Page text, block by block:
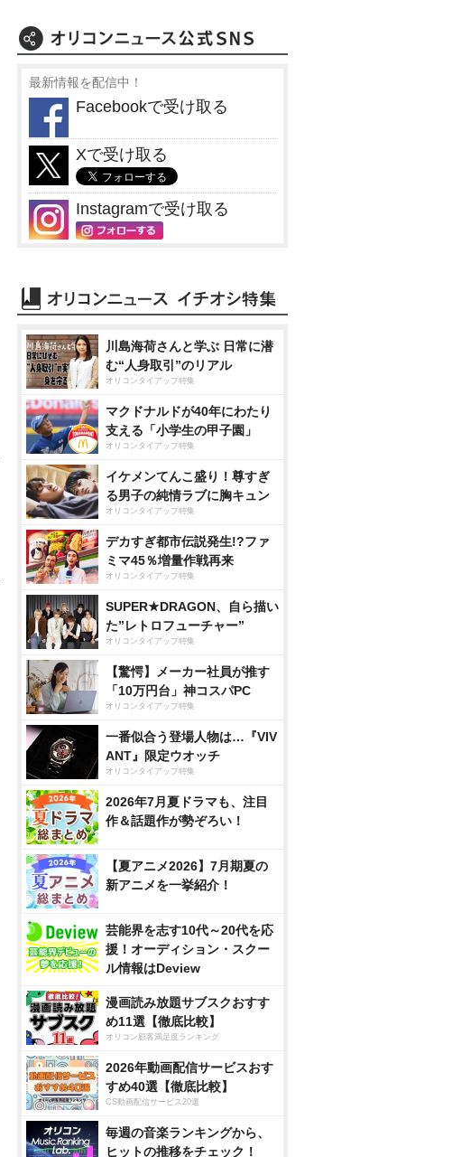
最新情報を配信中！
Facebookで受け取る
Xで受け取る
Instagramで受け取る
川島海荷さんと学ぶ 日常に潜
む“人身取引”のリアル
オリコンタイアップ特集
マクドナルドが40年にわたり
支える「小学生の甲子園」
オリコンタイアップ特集
イケメンてんこ盛り！尊すぎ
る男子の純情ラブに胸キュン
オリコンタイアップ特集
デカすぎ都市伝説発生!?ファ
ミマ45％増量作戦再来
オリコンタイアップ特集
SUPER★DRAGON、自ら描い
た”レトロフューチャー”
オリコンタイアップ特集
【驚愕】メーカー社員が推す
「10万円台」神コスパPC
オリコンタイアップ特集
一番似合う登場人物は…『VIV
ANT』限定ウオッチ
オリコンタイアップ特集
2026年7月夏ドラマも、注目
作＆話題作が勢ぞろい！
【夏アニメ2026】7月期夏の
新アニメを一挙紹介！
芸能界を志す10代～20代を応
援！オーディション・スクー
ル情報はDeview
漫画読み放題サブスクおすす
め11選【徹底比較】
オリコン顧客満足度ランキング
2026年動画配信サービスおす
すめ40選【徹底比較】
CS動画配信サービス20選
毎週の音楽ランキングから、
ヒットの推移をチェック！